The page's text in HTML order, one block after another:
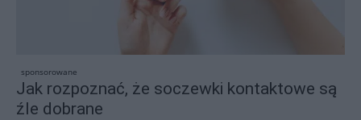
sponsorowane
Jak rozpoznać, że soczewki kontaktowe są
źle dobrane